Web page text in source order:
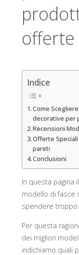
offerte
Indice
Come
decorative per
Recensioni
Offerte
pareti
Conclusioni
In questa pagina
modello di fasce
spendere troppo.
Per questa
dei migliori
indichiamo quali